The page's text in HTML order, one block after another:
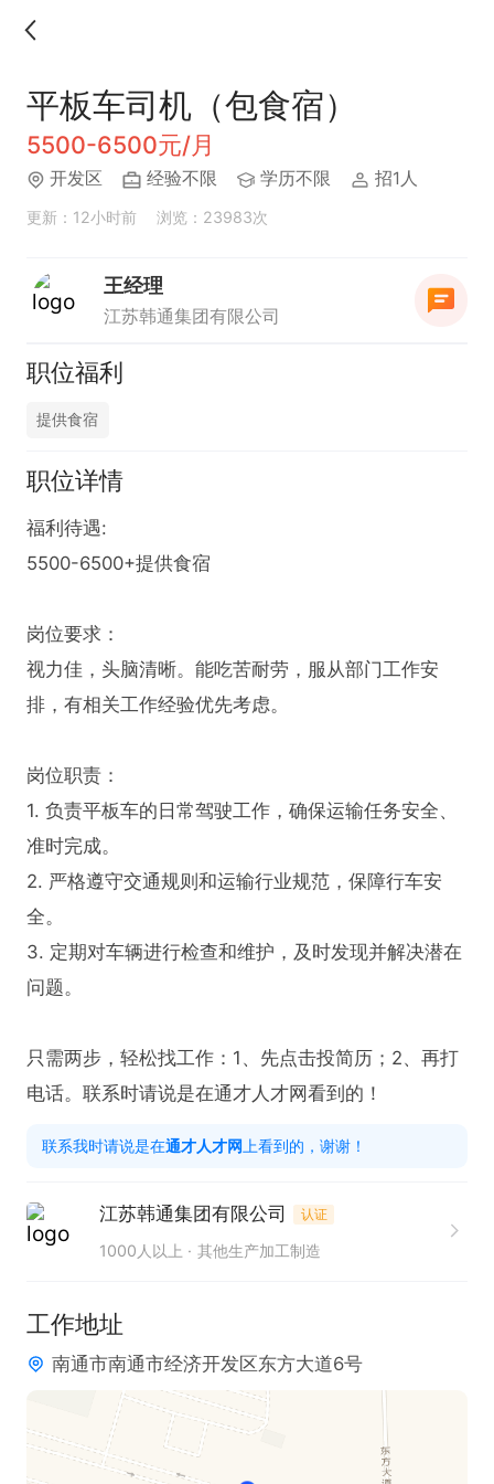
平板车司机（包食宿）
5500-6500元/月
开发区 经验不限 学历不限 招1人
更新：12小时前 浏览：23983次
王经理
江苏韩通集团有限公司
职位福利
提供食宿
职位详情
福利待遇:
5500-6500+提供食宿
岗位要求：
视力佳，头脑清晰。能吃苦耐劳，服从部门工作安
排，有相关工作经验优先考虑。
岗位职责：
1. 负责平板车的日常驾驶工作，确保运输任务安全、
准时完成。
2. 严格遵守交通规则和运输行业规范，保障行车安
全。
3. 定期对车辆进行检查和维护，及时发现并解决潜在
问题。
只需两步，轻松找工作：1、先点击投简历；2、再打
电话。联系时请说是在通才人才网看到的！
联系我时请说是在通才人才网 上看到的，谢谢！
江苏韩通集团有限公司 认证
1000人以上 其他生产加工制造
工作地址
南通市南通市经济开发区东方大道6号